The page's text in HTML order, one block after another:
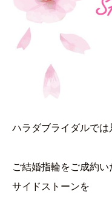
ハラダブライダルでは
ご結婚指輪をご成約
サイドストーンを